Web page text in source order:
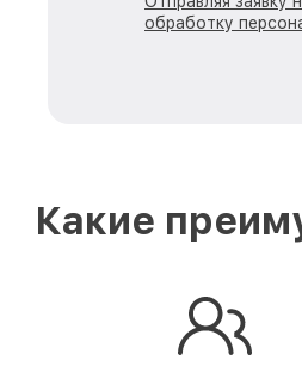
обработку
Какие